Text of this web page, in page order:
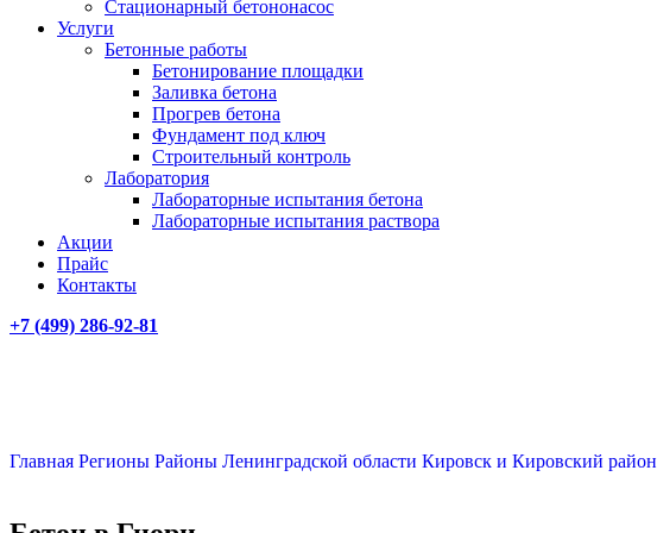
Стационарный бетононасос
Услуги
Бетонные работы
Бетонирование площадки
Заливка бетона
Прогрев бетона
Фундамент под ключ
Строительный контроль
Лаборатория
Лабораторные испытания бетона
Лабораторные испытания раствора
Акции
Прайс
Контакты
+7 (499) 286-92-81
Главная Регионы Районы Ленинградской области Кировск и Кировский район